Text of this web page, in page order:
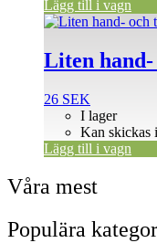
Lägg till i vagn
Liten
26 SEK
I lager
Kan skickas
Lägg till i vagn
Våra mest
Populära